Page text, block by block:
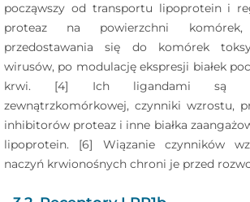
począwszy od transportu lipoprotein i
proteaz na powierzchni
przedostawania się do komórek
wirusów, po modulację ekspresji białek
krwi. [4] Ich ligandami są
zewnątrzkomórkowej, czynniki wzrostu,
inhibitorów proteaz i inne białka
lipoprotein. [6] Wiązanie czynników
naczyń krwionośnych chroni je przed